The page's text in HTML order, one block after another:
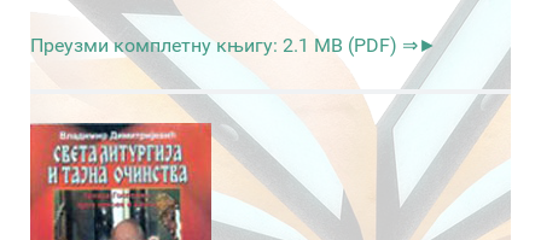
Преузми комплетну књигу: 2.1 MB (PDF) ⇒►